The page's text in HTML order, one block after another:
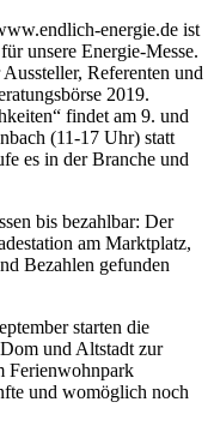
energie.de ist
unsere Energie-Messe.
Referenten und
2019.
findet am 9. und
(11-17 Uhr) statt
es in der Branche und
bis bezahlbar: Der
am Marktplatz,
Bezahlen gefunden
starten die
und Altstadt zur
Ferienwohnpark
und womöglich noch